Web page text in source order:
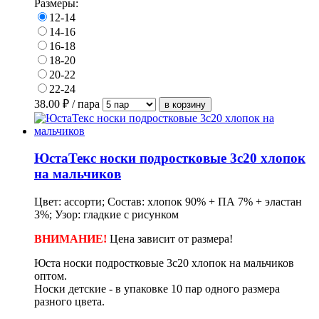
Размеры:
12-14
14-16
16-18
18-20
20-22
22-24
38.00 ₽ / пара
ЮстаТекс носки подростковые 3с20 хлопок
на мальчиков
Цвет: ассорти; Состав: хлопок 90% + ПА 7% + эластан
3%; Узор: гладкие с рисунком
ВНИМАНИЕ! Цена зависит от размера!
Юста носки подростковые 3с20 хлопок на мальчиков
оптом.
Носки детские - в упаковке 10 пар одного размера
разного цвета.